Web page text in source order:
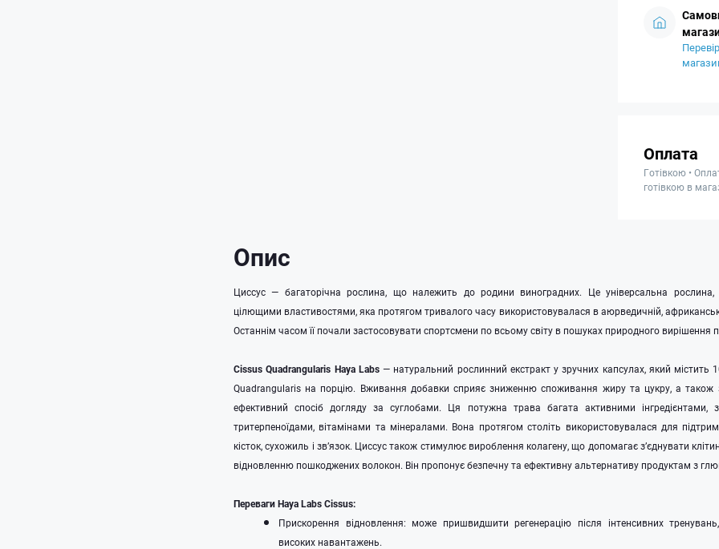
Оплата
Готівкою •
готівкою в
Опис
Циссус — багаторічна рослина, що належить до родини виноградних. Це універсальна
цілющими властивостями, яка протягом тривалого часу використовувалася в аюрведичній,
Останнім часом її почали застосовувати спортсмени по всьому світу в пошуках природного
Cissus Quadrangularis Haya Labs— натуральний рослинний екстракт у зручних капсулах, який містить
Quadrangularis на порцію. Вживання добавки сприяє зниженню споживання жиру та цукру, а також
ефективний спосіб догляду за суглобами. Ця потужна трава багата активними інгредієнтами,
тритерпеноїдами, вітамінами та мінералами. Вона протягом століть використовувалася для
кісток, сухожиль і зв’язок. Циссус також стимулює вироблення колагену, що допомагає з’єднувати
відновленню пошкоджених волокон. Він пропонує безпечну та ефективну альтернативу продуктам з
Переваги Haya Labs Cissus:
Прискорення відновлення: може пришвидшити регенерацію після інтенсивних
високих навантажень.